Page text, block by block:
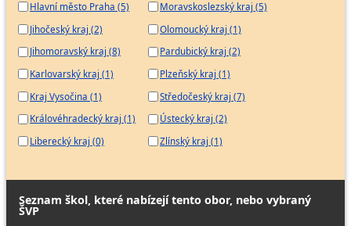
Hlavní město Praha (5)
Jihočeský kraj (2)
Jihomoravský kraj (8)
Karlovarský kraj (1)
Kraj Vysočina (1)
Královéhradecký kraj (1)
Liberecký kraj (0)
Moravskoslezský kraj (5)
Olomoucký kraj (1)
Pardubický kraj (2)
Plzeňský kraj (1)
Středočeský kraj (7)
Ústecký kraj (2)
Zlínský kraj (1)
Seznam škol, které nabízejí tento obor, nebo vybraný
ŠVP